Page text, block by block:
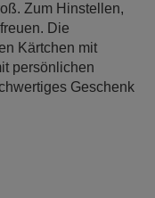
Zum Hinstellen,
Die
Kärtchen mit
persönlichen
Geschenk